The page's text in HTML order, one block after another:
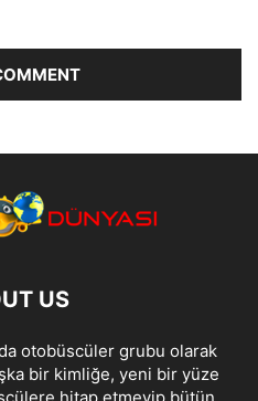
US
otobüscüler grubu olarak
bir kimliğe, yeni bir yüze